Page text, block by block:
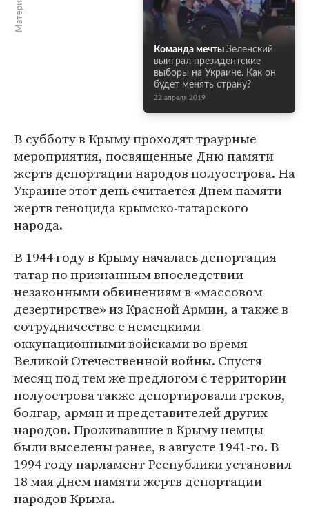
Команда мечты Зеленский
выиграл президентские
выборы на Украине. Как он
будет менять страну?
22 апреля 2019
В субботу в Крыму проходят траурные
мероприятия, посвященные Дню памяти
жертв депортации народов полуострова. На
Украине этот день считается Днем памяти
жертв геноцида крымско-татарского
народа.
В 1944 году в Крыму началась депортация
татар по признанным впоследствии
незаконными обвинениям в «массовом
дезертирстве» из Красной Армии, а также в
сотрудничестве с немецкими
оккупационными войсками во время
Великой Отечественной войны. Спустя
месяц под тем же предлогом с территории
полуострова также депортировали греков,
болгар, армян и представителей других
народов. Проживавшие в Крыму немцы
были выселены ранее, в августе 1941-го. В
1994 году парламент Республики установил
18 мая Днем памяти жертв депортации
народов Крыма.